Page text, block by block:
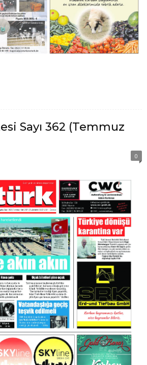
Sayı 362 (Temmuz
0